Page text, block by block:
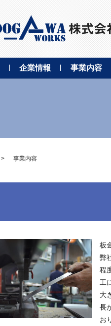
企業情報 事業内容
事業内容
板
弊
程
工
大
長
お